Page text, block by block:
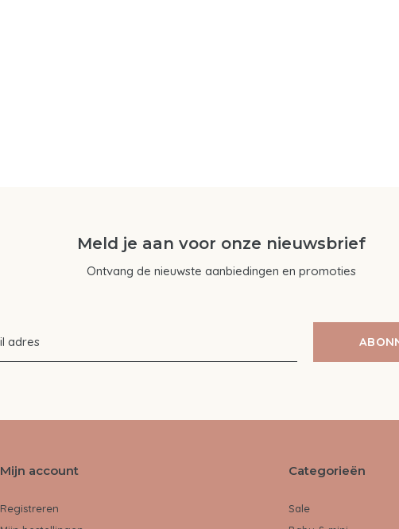
Meld je aan voor onze nieuwsbrief
Ontvang de nieuwste aanbiedingen en promoties
Mijn account
Registreren
Categorieën
Sale